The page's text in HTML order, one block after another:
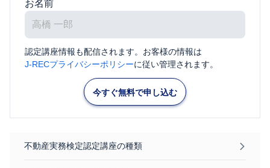
お名前
認定講座情報も配信されます。お客様の情報は
J-RECプライバシーポリシーに従い管理されます。
今すぐ無料で申し込む
不動産実務検定認定講座の種類